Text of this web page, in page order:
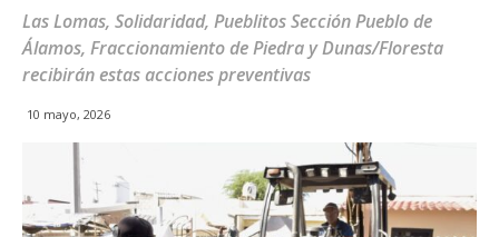
Las Lomas, Solidaridad, Pueblitos Sección Pueblo de
Álamos, Fraccionamiento de Piedra y Dunas/Floresta
recibirán estas acciones preventivas
10 mayo, 2026